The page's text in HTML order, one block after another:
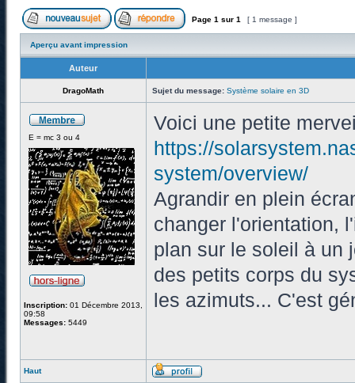
Page 1 sur 1 [ 1 message ]
Aperçu avant impression
Auteur
DragoMath Sujet du message: Système solaire en 3D
E = mc 3 ou 4
Inscription: 01 Décembre 2013,
09:58
Messages: 5449
Voici une petite
https://
system/overview/
Agrandir en plein
changer l'orientation,
plan sur le soleil à un
des petits corps du
les azimuts... C'est
Haut